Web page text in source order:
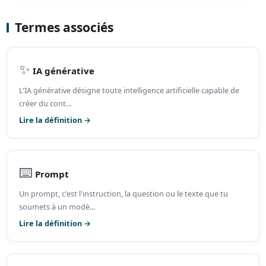
Termes associés
✨ IA générative
L'IA générative désigne toute intelligence artificielle capable de
créer du cont...
Lire la définition →
⌨️ Prompt
Un prompt, c'est l'instruction, la question ou le texte que tu
soumets à un modè...
Lire la définition →